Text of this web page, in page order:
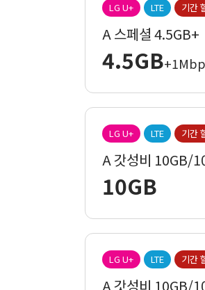
LG U+ LTE 기간
A 스페셜 4.5GB+
4.5GB
LG U+ LTE 기간
A 갓성비 10GB/
10GB
LG U+ LTE 기간
A 갓성비 10GB/